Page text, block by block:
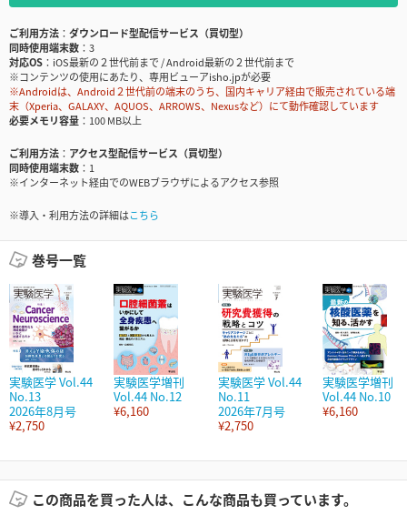
ご利用方法
ダウンロード型配信サービス（買切型）
同時使用端末数
3
対応OS
iOS最新の２世代前まで / Android最新の２世代前まで
※コンテンツの使用にあたり、専用ビューアisho.jpが必要
※Androidは、Android２世代前の端末のうち、国内キャリア経由で販売されている端
末（Xperia、GALAXY、AQUOS、ARROWS、Nexusなど）にて動作確認しています
必要メモリ容量
100 MB以上
ご利用方法
アクセス型配信サービス（買切型）
同時使用端末数
1
※インターネット経由でのWEBブラウザによるアクセス参照
※導入・利用方法の詳細はこちら
巻号一覧
実験医学 Vol.44
No.13
2026年8月号
¥2,750
実験医学増刊
Vol.44 No.12
¥6,160
実験医学 Vol.44
No.11
2026年7月号
¥2,750
実験医学増刊
Vol.44 No.10
¥6,160
この商品を買った人は、こんな商品も買っています。